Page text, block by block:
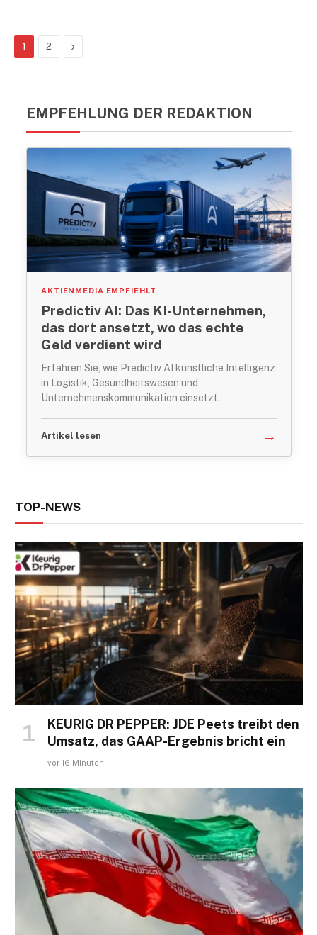
1 2 Nächste
EMPFEHLUNG DER REDAKTION
AKTIENMEDIA EMPFIEHLT
Predictiv AI: Das KI-Unternehmen,
das dort ansetzt, wo das echte
Geld verdient wird
Erfahren Sie, wie Predictiv AI künstliche Intelligenz
in Logistik, Gesundheitswesen und
Unternehmenskommunikation einsetzt.
Artikel lesen →
TOP-NEWS
KEURIG DR PEPPER: JDE Peets treibt den
Umsatz, das GAAP-Ergebnis bricht ein
vor 16 Minuten